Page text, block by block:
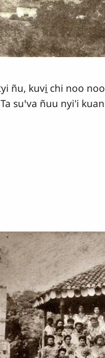
ñu, kuvi̱ chi noo
suꞌva ñuu nyi'i